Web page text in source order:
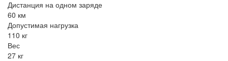
Дистанция на одном заряде
60 км
Допустимая нагрузка
110 кг
Вес
27 кг